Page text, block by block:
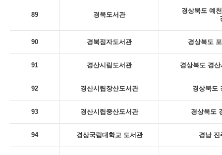
89 경북도서관
경상북도 예
90 경북점자도서관 경상북도
91 경산시립도서관 경상북도 경
92 경산시립장산도서관 경상북도
93 경산시립중산도서관 경상북도
94 경상국립대학교 도서관 경남 진